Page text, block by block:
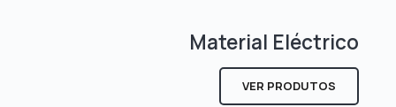
Material Eléctrico
VER PRODUTOS